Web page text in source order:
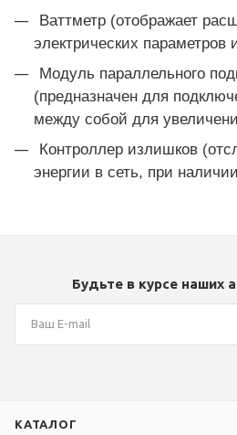
Ваттметр (отображает
электрических параметров
Модуль параллельного
(предназначен для
между собой для
Контроллер излишков
энергии в сеть, при
Будьте в курсе наших
КАТАЛОГ